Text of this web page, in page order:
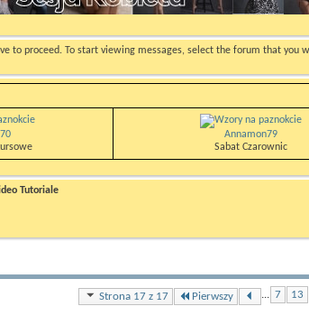
to proceed. To start viewing messages, select the forum that you
Annamon79
Sabat Czarownic
Tutoriale
Strona 17 z 17 Pierwszy ... 7 13